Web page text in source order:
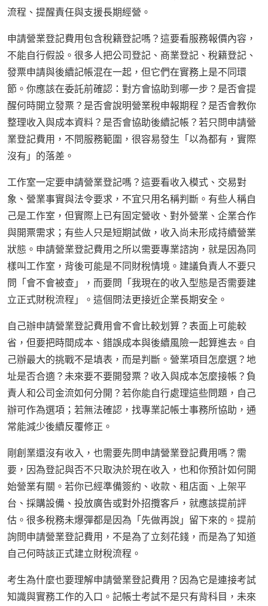
流程、提醒責任與支援長期經營。
申請營業登記費用包含稅籍登記嗎？這要看服務報價內容，
不能自行假設。很多人把公司登記、商業登記、稅籍登記、
發票申請與後續記帳混在一起，但它們在實務上是不同環
節。你應該在委託前確認：對方會協助到哪一步？是否會提
醒何時開立發票？是否會說明營業稅申報期程？是否會教你
整理收入與成本資料？是否會協助後續記帳？若只問申請營
業登記費用，不問服務範圍，很容易發生「以為都有，實際
沒有」的落差。
工作室一定要申請營業登記嗎？這要看收入模式、交易對
象、營業事實與法令要求，不宜只用名稱判斷。有些人稱自
己是工作室，但實際上已有固定營收、對外營業、企業合作
與開票需求；有些人只是短期試做，收入尚未形成持續營業
狀態。申請營業登記費用之所以需要專業諮詢，就是因為同
樣叫工作室，背後可能是不同財稅情境。建議負責人不要只
問「會不會被查」，而要問「我現在的收入型態是否需要建
立正式財稅流程」。這個問法更接近企業長期安全。
自己辦申請營業登記費用會不會比較划算？表面上可能較
省，但要把時間成本、錯誤成本與後續風險一起算進去。自
己辦最大的挑戰不是填表，而是判斷。營業項目怎麼選？地
址是否合適？未來要不要開發票？收入與成本怎麼接帳？負
責人和公司金流如何分開？若你能自行處理這些問題，自己
辦可作為選項；若無法確認，找專業記帳士事務所協助，通
常能減少後續反覆修正。
剛創業還沒有收入，也需要先問申請營業登記費用嗎？需
要，因為登記與否不只取決於現在收入，也和你預計如何開
始營業有關。若你已經準備簽約、收款、租店面、上架平
台、採購設備、投放廣告或對外招攬客戶，就應該提前評
估。很多稅務未爆彈都是因為「先做再說」留下來的。提前
詢問申請營業登記費用，不是為了立刻花錢，而是為了知道
自己何時該正式建立財稅流程。
考生為什麼也要理解申請營業登記費用？因為它是連接考試
知識與實務工作的入口。記帳士考試不是只有背科目，未來